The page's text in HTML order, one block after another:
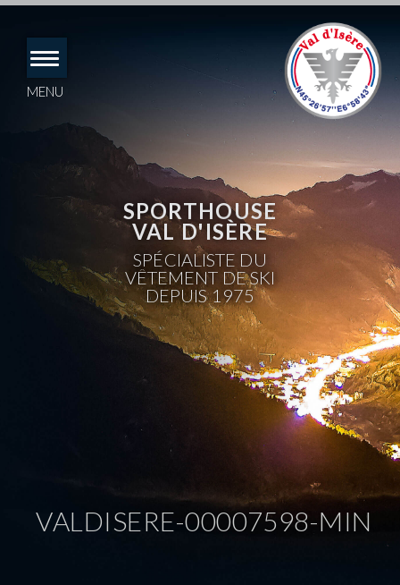
directement
contenu
MENU
SPORTHOUSE
VAL D'ISÈRE
SPÉCIALISTE DU
VÊTEMENT DE SKI
DEPUIS 1975
VALDISERE-00007598-MIN